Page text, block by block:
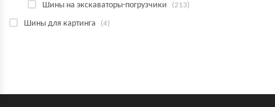
Шины на экскаваторы-погрузчики (213)
Шины для картинга (4)